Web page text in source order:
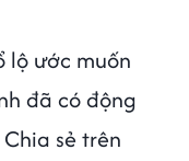
lộ ước muốn
đã có động
sẻ trên